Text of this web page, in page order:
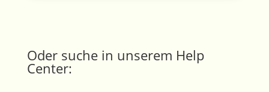
Oder suche in unserem Help
Center: